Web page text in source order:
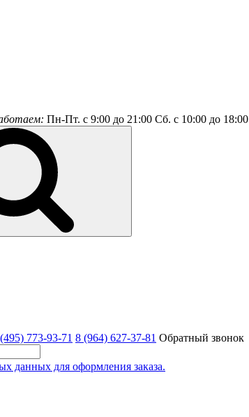
Пн-Пт. с 9:00 до 21:00 Сб. с 10:00 до 18:00
773-93-71 8 (964) 627-37-81 Обратный звонок
данных для оформления заказа.